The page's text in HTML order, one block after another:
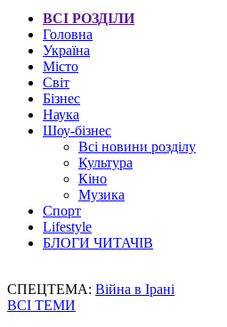
ВСІ РОЗДІЛИ
Головна
Україна
Місто
Світ
Бізнес
Наука
Шоу-бізнес
Всі новини розділу
Культура
Кіно
Музика
Спорт
Lifestyle
БЛОГИ ЧИТАЧІВ
СПЕЦТЕМА: Війна в Ірані
ВСІ ТЕМИ